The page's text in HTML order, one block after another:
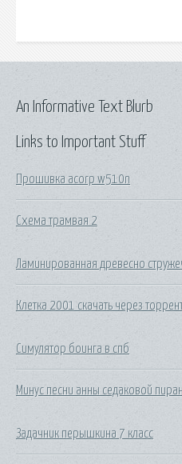
Links to Important Stuff
Прошивка acorp w510n
Схема трамвая 2
Ламинированная древесно
Клетка 2001 скачать через
Симулятор боинга в спб
Минус песни анны седаковой
Задачник перышкина 7 класс
An Informative Text Blurb